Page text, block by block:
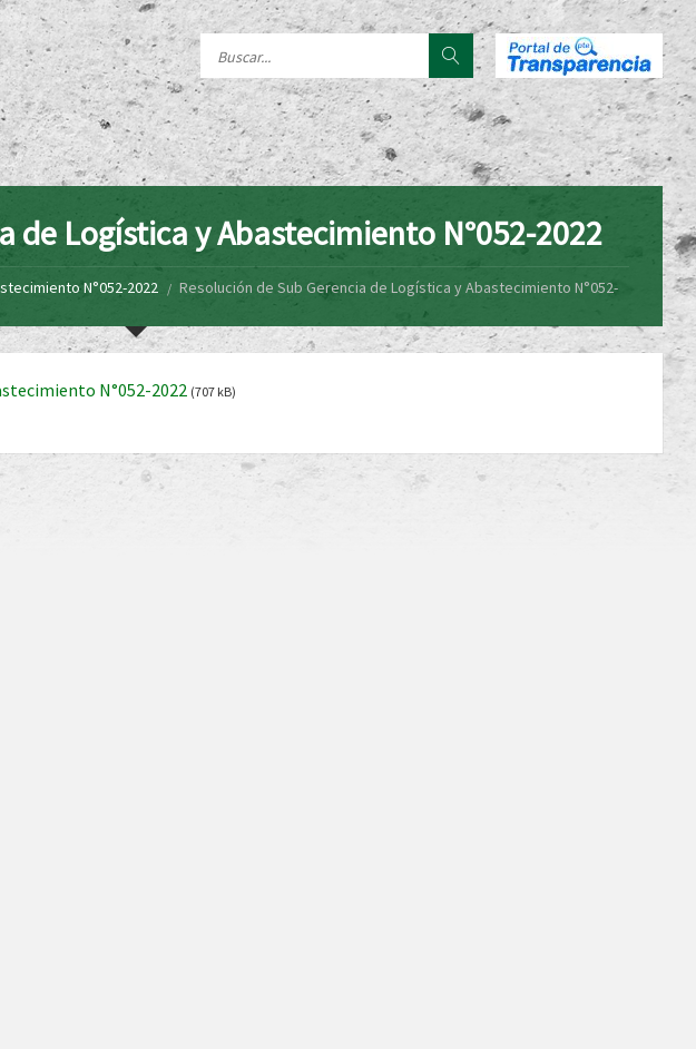
de Logística y Abastecimiento N°052-2022
N°052-2022
Resolución de Sub Gerencia de Logística y Abastecimiento N°052-
N°052-2022 (707 kB)